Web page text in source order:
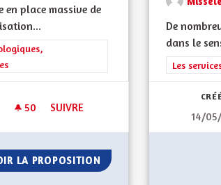
en place massive de
: Les transitions énergétiques, écologiques,
50 50 ABONNÉS
SUIVRE
SAUVER LA POLLINISATION
LA PROPOSITION SAUVER LA
De
dans le
Filtrer les
Les
14/